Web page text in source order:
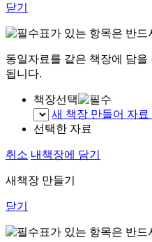
닫기
표가 있는 항목은 반
동일자료를 같은 책장에 담
됩니다.
책장선택
새 책장 만들어 자료
선택한 자료
취소 내책장에 담기
새책장 만들기
닫기
표가 있는 항목은 반